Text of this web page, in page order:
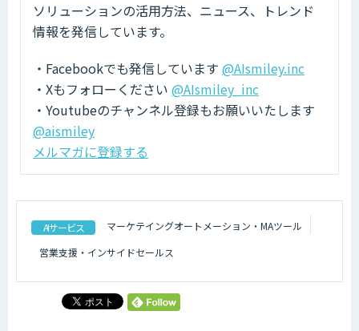
ソリューションの活用方法、ニュース、トレンド
情報を発信しています。
・Facebookでも発信しています @AIsmiley.inc
・Xもフォローください @AIsmiley_inc
・Youtubeのチャンネル登録もお願いいたします
@aismiley
メルマガに登録する
AIサービス
マーケテイングオートメーション・MAツール
営業支援・インサイドセールス